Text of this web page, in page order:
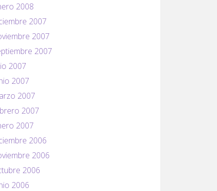
2008
2007
2007
2007
2007
2007
2007
2007
2007
2006
2006
2006
2006